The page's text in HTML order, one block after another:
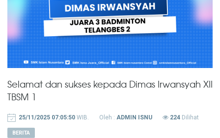
Selamat dan sukses kepada Dimas Irwansyah XII
TBSM 1
25/11/2025 07:05:50 WIB. Oleh : ADMIN ISNU 224 Dilihat
BERITA